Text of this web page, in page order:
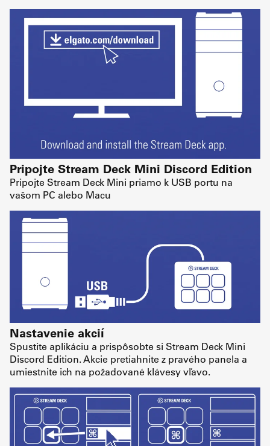
Pripojte Stream Deck Mini Discord Edition
Pripojte Stream Deck Mini priamo k USB portu na
vašom PC alebo Macu
Nastavenie akcií
Spustite aplikáciu a prispôsobte si Stream Deck Mini
Discord Edition. Akcie pretiahnite z pravého panela a
umiestnite ich na požadované klávesy vľavo.